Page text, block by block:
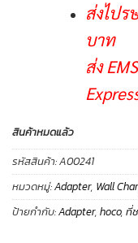
ส่งไป
บาท
ส่ง
สินค้าหมดแล้ว
รหัสสินค้า:A00241
หมวดหมู่:Adapter, Wall
ป้ายกำกับ:Adapter, hoco, ที่